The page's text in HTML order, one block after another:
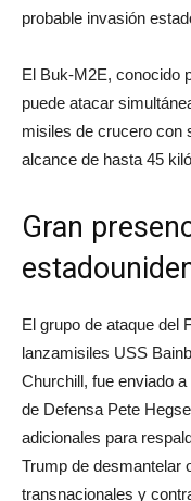
probable invasión
El Buk-M2E, conocido
puede atacar
misiles de crucero con
alcance de hasta 45
Gran
El grupo de ataque del
lanzamisiles USS
Churchill, fue enviado
de Defensa Pete
adicionales para
Trump de desmantelar
transnacionales y